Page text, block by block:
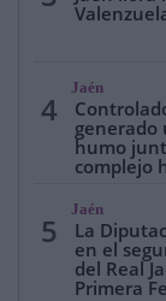
4
Jaén
generado
humo
complejo
5
Jaén
La
en el
del Real
Primera